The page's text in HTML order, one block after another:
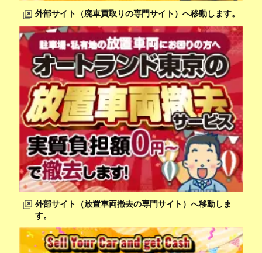
外部サイト（廃車買取りの専門サイト）へ移動します。
外部サイト（放置車両撤去の専門サイト）へ移動しま
す。